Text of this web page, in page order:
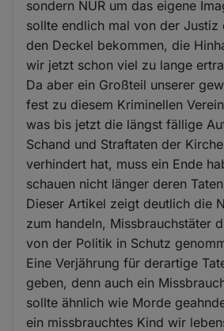
sondern NUR um das eigene
sollte endlich mal von der Justiz
den Deckel bekommen, die
wir jetzt schon viel zu lange
Da aber ein Großteil unserer
fest zu diesem Kriminellen
was bis jetzt die längst fällige
Schand und Straftaten der
verhindert hat, muss ein Ende
schauen nicht länger deren
Dieser Artikel zeigt deutlich die
zum handeln, Missbrauchstäter
von der Politik in Schutz
Eine Verjährung für derartige
geben, denn auch ein
sollte ähnlich wie Morde
ein missbrauchtes Kind wir